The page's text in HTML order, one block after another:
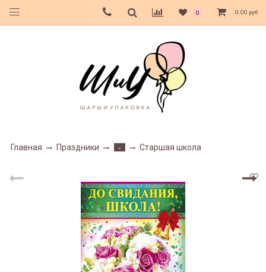
0 0.00 руб
Главная Праздники - Старшая школа